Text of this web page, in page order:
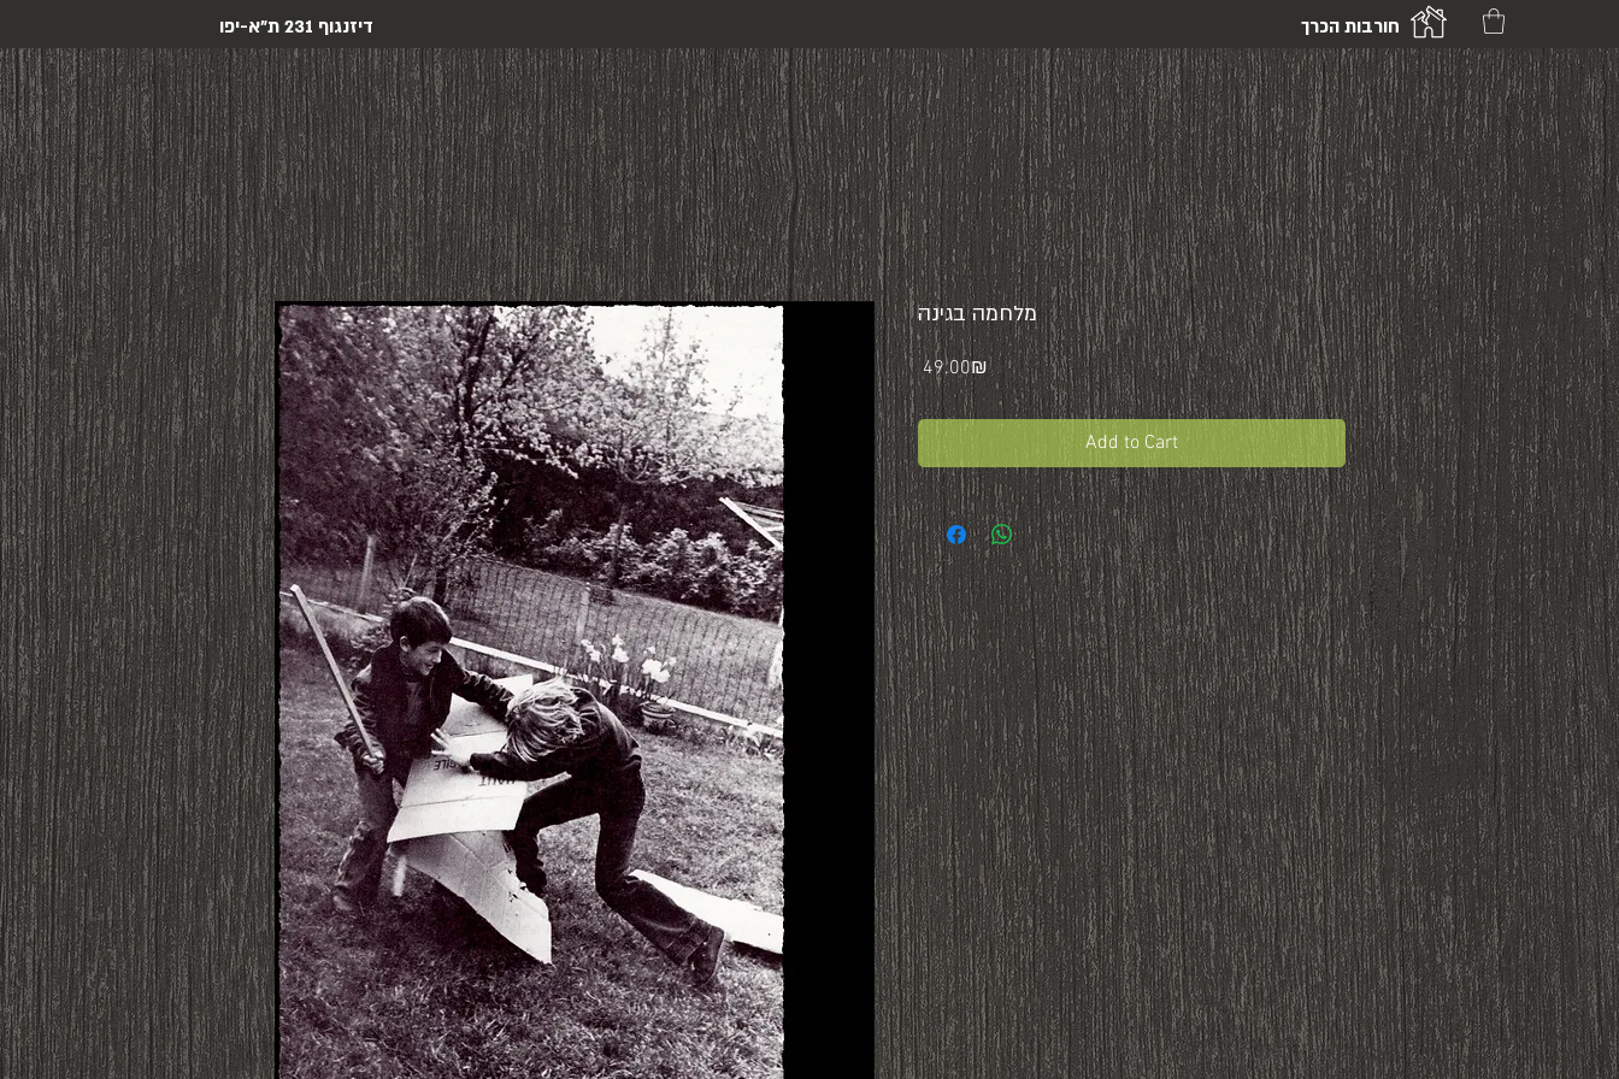
דיזנגוף 231 ת"א-יפו חורבות הכרך
מלחמה בגינה
‏49.00 ‏₪Price
Add to Cart